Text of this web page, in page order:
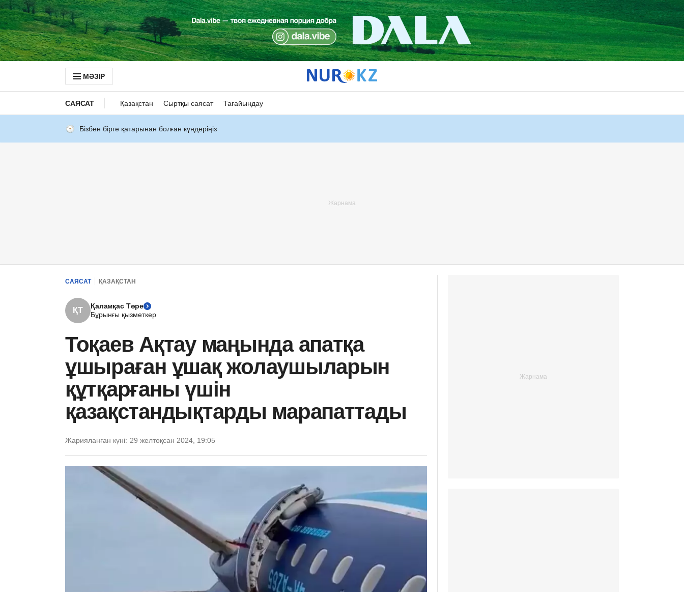
МӘЗІР
САЯСАТ Қазақстан Сыртқы саясат Тағайындау
Бізбен бірге қатарынан болған күндеріңіз
САЯСАТ ҚАЗАҚСТАН
ҚТ
Қаламқас Төре
Бұрынғы қызметкер
Тоқаев Ақтау маңында апатқа
ұшыраған ұшақ жолаушыларын
құтқарғаны үшін
қазақстандықтарды марапаттады
Жарияланған күні: 29 желтоқсан 2024, 19:05